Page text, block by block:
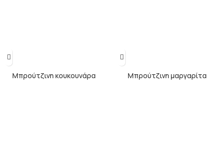
Μπρούτζινη κουκουνάρα Μπρούτζινη μαργαρίτα